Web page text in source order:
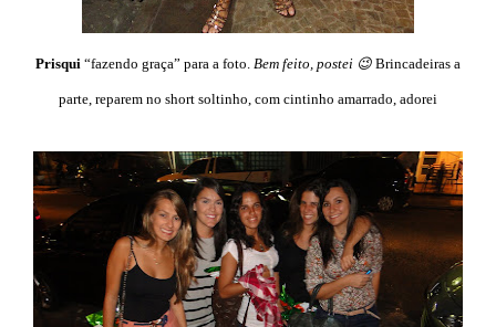
Prisqui “fazendo graça” para a foto. Bem feito, postei 😉 Brincadeiras a
parte, reparem no short soltinho, com cintinho amarrado, adorei